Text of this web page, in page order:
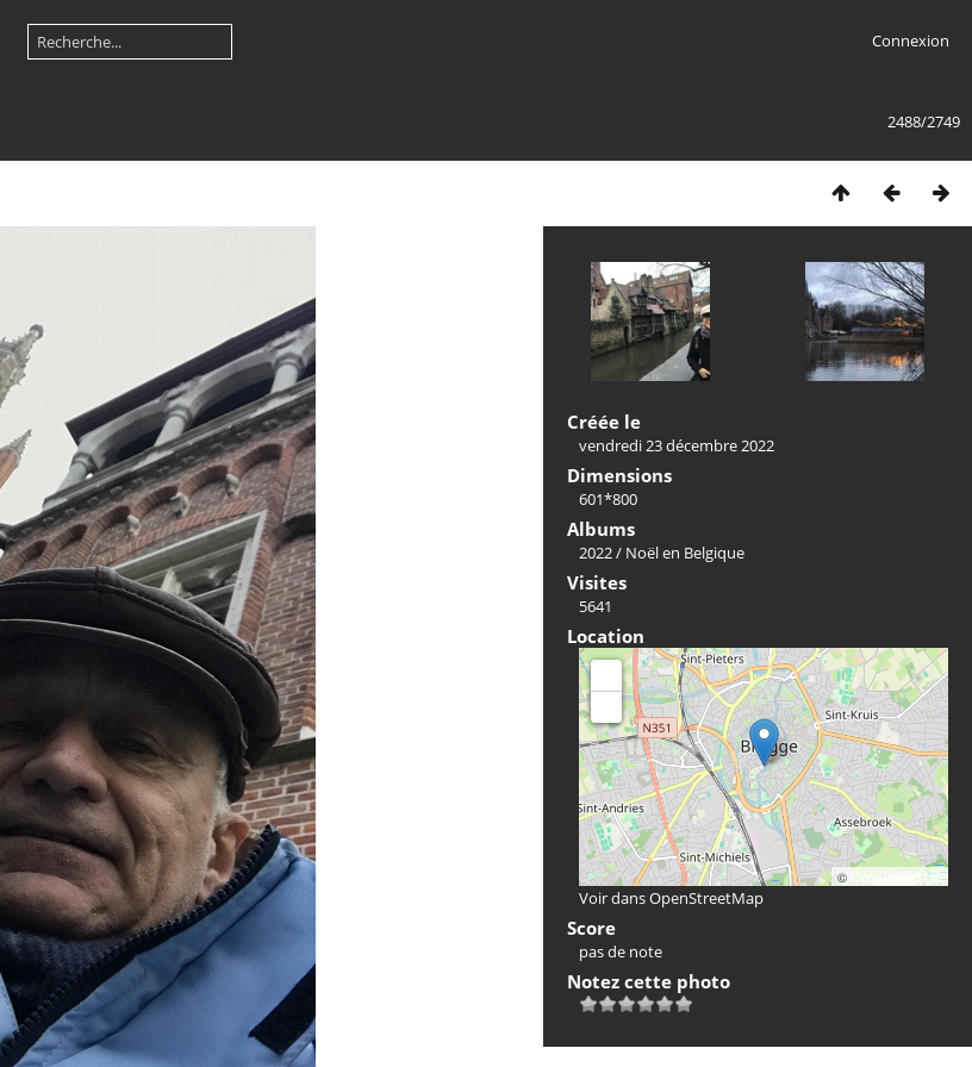
Connexion
2488/2749
Créée le
vendredi 23 décembre 2022
Dimensions
601*800
Albums
2022/ Noël en Belgique
Visites
5641
Location
© OpenStreetMap
Voir dans OpenStreetMap
Score
pas de note
Notez cette photo